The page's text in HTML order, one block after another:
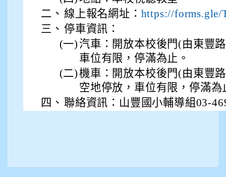
二、 線上報名網址： https://forms.gle/
三、 停車資訊：
(一) 汽車：開放本校後門(由東豐
車位有限，停滿為止。
(二)機車：開放本校後門(由東豐
空地停放，車位有限，停滿為
四、 聯絡資訊：山豐國小輔導組03-